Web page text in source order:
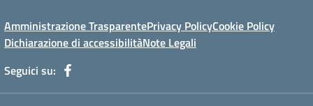
Amministrazione TrasparentePrivacy PolicyCookie Policy
Dichiarazione di accessibilitàNote Legali
Seguici su: